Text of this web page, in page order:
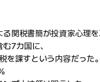
る関税書簡が投資家心理
7カ国に、
を課すという内容だった。